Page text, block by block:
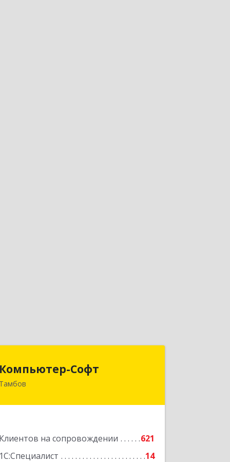
Компьютер-Софт
Тамбов
Клиентов на сопровождении
621
1С:Специалист
14
Компьютер-Софт
392000, Тамбовская обл, Тамбов г,